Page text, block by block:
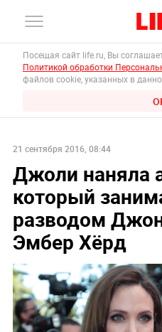
Посещая сайт life.ru, Вы
Политикой обработки
файлов cookie, указанных в
21 сентября 2016, 08:44
Джоли наняла
который
разводом
Эмбер Хёрд